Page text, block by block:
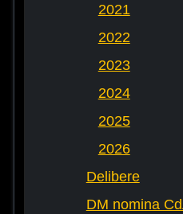
2021
2022
2023
2024
2025
2026
Delibere
DM nomina